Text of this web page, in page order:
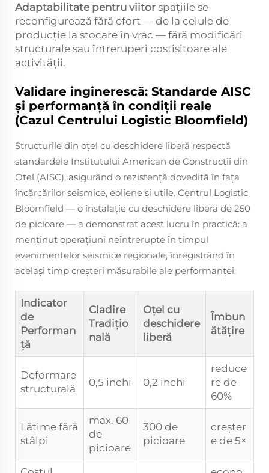
Adaptabilitate pentru viitor spațiile se
reconfigurează fără efort — de la celule de
producție la stocare în vrac — fără modificări
structurale sau întreruperi costisitoare ale
activității.
Validare inginerescă: Standarde AISC
și performanță în condiții reale
(Cazul Centrului Logistic Bloomfield)
Structurile din oțel cu deschidere liberă respectă
standardele Institutului American de Construcții din
Oțel (AISC), asigurând o rezistență dovedită în fața
încărcărilor seismice, eoliene și utile. Centrul Logistic
Bloomfield — o instalație cu deschidere liberă de 250
de picioare — a demonstrat acest lucru în practică: a
menținut operațiuni neîntrerupte în timpul
evenimentelor seismice regionale, înregistrând în
același timp creșteri măsurabile ale performanței:
Indicator
de
Performan
ță
Cladire
Tradițio
nală
Oțel cu
deschidere
liberă
Îmbun
ătățire
Deformare
structurală
0,5 inchi 0,2 inchi
reduce
re de
60%
Lățime fără
stâlpi
max. 60
de
picioare
300 de
picioare
creșter
e de 5×